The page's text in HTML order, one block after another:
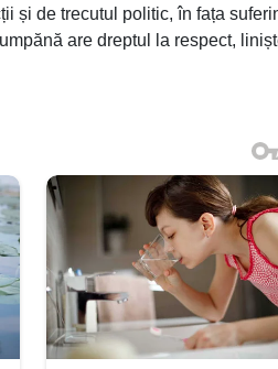
și de trecutul politic, în fața
are dreptul la respect,